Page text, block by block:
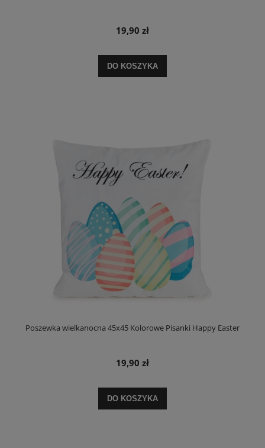
19,90 zł
DO KOSZYKA
Poszewka wielkanocna 45x45 Kolorowe Pisanki Happy Easter
19,90 zł
DO KOSZYKA